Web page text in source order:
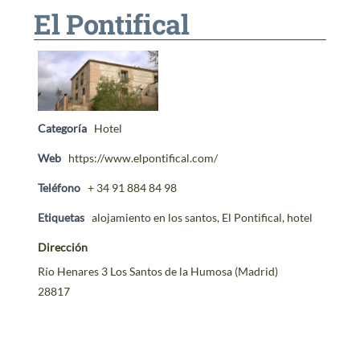
CONTACTO
El Pontifical
Categoría Hotel
Web https://www.elpontifical.com/
Teléfono + 34 91 884 84 98
Etiquetas alojamiento en los santos, El Pontifical, hotel
Dirección
Río Henares 3 Los Santos de la Humosa (Madrid)
28817